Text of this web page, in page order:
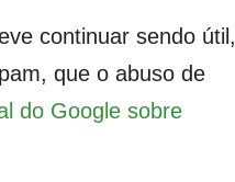
continuar sendo útil,
que o abuso de
do Google sobre